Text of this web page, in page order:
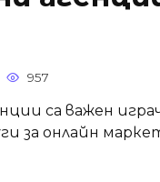
957
са важен
за онлайн